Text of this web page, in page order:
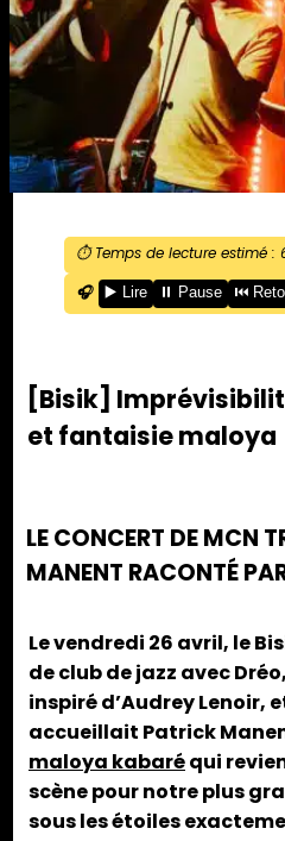
⏱️ Temps de lecture estimé :
🎧
▶️ Lire ⏸️ Pause ⏮️
[Bisik]
et fantaisie maloya
LE CONCERT DE MCN
MANENT RACONTÉ
Le vendredi 26 avril, le
de club de jazz avec
inspiré d’Audrey Lenoir,
accueillait Patrick
maloya kabaréqui
scène pour notre plus
sous les étoiles